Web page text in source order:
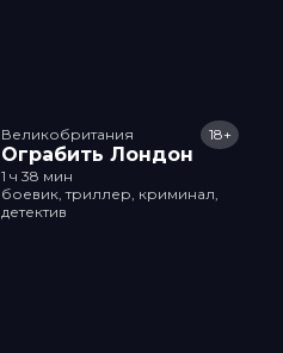
Великобритания
Ограбить Лондон
18+
1 ч 38 мин
боевик, триллер, криминал,
детектив